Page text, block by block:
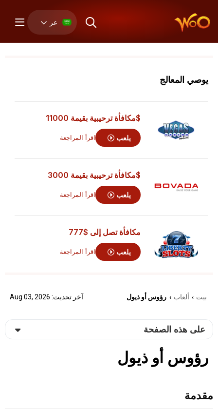
عر
يوصي المعالج
$مكافأة ترحيبية بقيمة 11000
يلعب اقرأ المراجعة
$مكافأة ترحيبية بقيمة 3000
يلعب اقرأ المراجعة
مكافأة تصل إلى$777
يلعب اقرأ المراجعة
بيت › ألعاب › رؤوس أو ذيول آخر تحديث: Aug 03, 2026
على هذه الصفحة
رؤوس أو ذيول
مقدمة